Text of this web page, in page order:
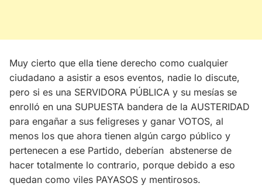
Muy cierto que ella tiene derecho como cualquier
ciudadano a asistir a esos eventos, nadie lo discute,
pero si es una SERVIDORA PÚBLICA y su mesías se
enrolló en una SUPUESTA bandera de la AUSTERIDAD
para engañar a sus feligreses y ganar VOTOS, al
menos los que ahora tienen algún cargo público y
pertenecen a ese Partido, deberían abstenerse de
hacer totalmente lo contrario, porque debido a eso
quedan como viles PAYASOS y mentirosos.